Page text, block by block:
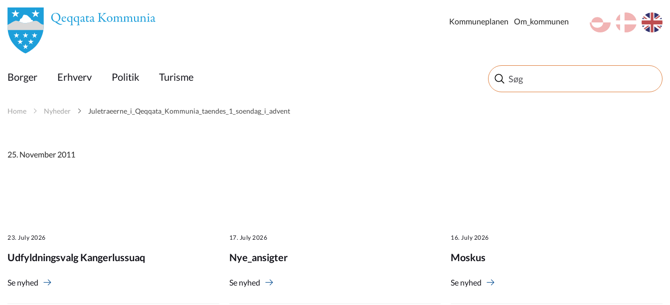
en
Borger
Erhverv
Turisme
Om_kommunen
en
da
kl-GL
Kommuneplanen Om_kommunen
Borger Erhverv Politik Turisme
Home Nyheder Juletraeerne_i_Qeqqata_Kommunia_taendes_1_soendag_i_advent
25. November 2011
23. July 2026
Udfyldningsvalg Kangerlussuaq
Se nyhed
17. July 2026
Nye_ansigter
Se nyhed
16. July 2026
Moskus
Se nyhed